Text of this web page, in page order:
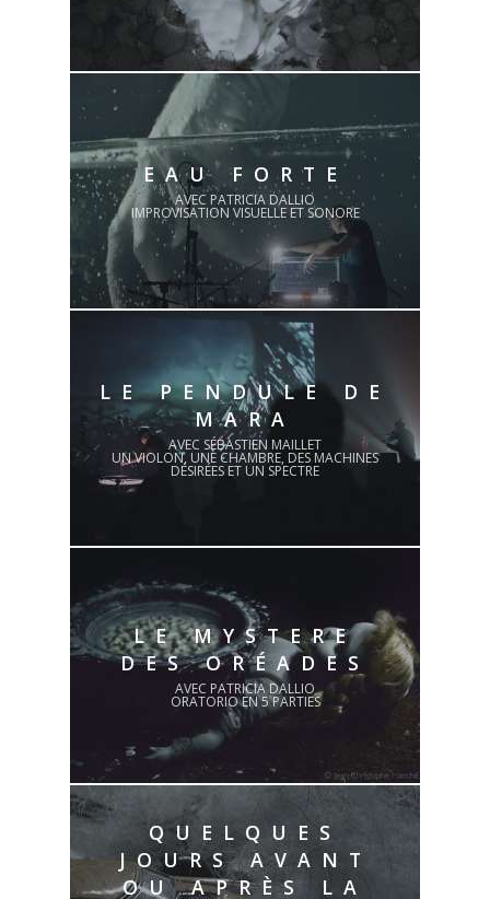
EAU FORTE
AVEC PATRICIA DALLIO
IMPROVISATION VISUELLE ET SONORE
LE PENDULE DE
MARA
AVEC SÉBASTIEN MAILLET
UN VIOLON, UNE CHAMBRE, DES MACHINES
DÉSIRÉES ET UN SPECTRE
LE MYSTERE
DES ORÉADES
AVEC PATRICIA DALLIO
ORATORIO EN 5 PARTIES
QUELQUES
JOURS AVANT
OU APRÈS LA